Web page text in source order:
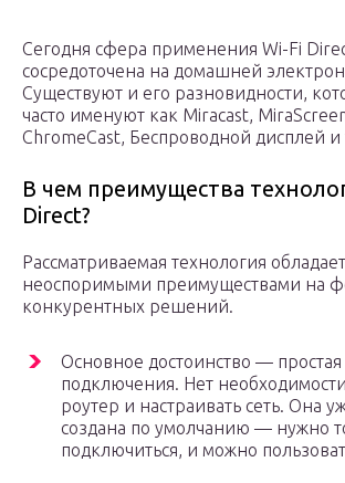
Сегодня сфера применения Wi-Fi
сосредоточена на домашней
Существуют и его разновидности,
часто именуют как Miracast,
ChromeCast, Беспроводной дисплей и
В чем преимущества
Direct?
Рассматриваемая технология обладает
неоспоримыми преимуществами на
конкурентных решений.
Основное достоинство — простая
подключения. Нет
роутер и настраивать сеть. Она
создана по умолчанию — нужно
подключиться, и можно